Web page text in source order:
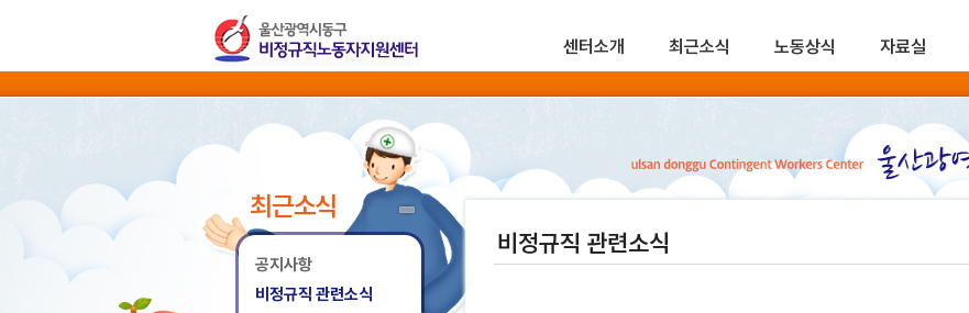
센터소개 최근소식 노동상식 자료실
최근소식
공지사항
비정규직 관련소식
비정규직 관련소식